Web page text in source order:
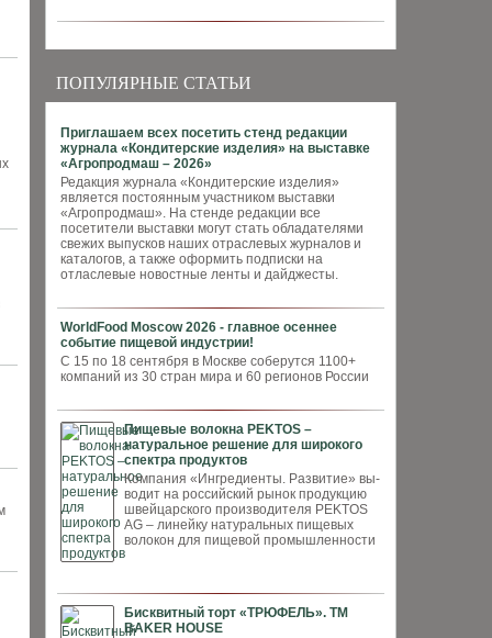
ПОПУЛЯРНЫЕ СТАТЬИ
Приглашаем всех посетить стенд редакции
журнала «Кондитерские изделия» на выставке
«Агропродмаш – 2026»
Редакция журнала «Кондитерские изделия»
является постоянным участником выставки
«Агропродмаш». На стенде редакции все
посетители выставки могут стать обладателями
свежих выпусков наших отраслевых журналов и
каталогов, а также оформить подписки на
отласлевые новостные ленты и дайджесты.
WorldFood Moscow 2026 - главное осеннее
событие пищевой индустрии!
С 15 по 18 сентября в Москве соберутся 1100+
компаний из 30 стран мира и 60 регионов России
Пищевые волокна PEKTOS –
натуральное решение для широкого
спектра продуктов
Компания «Ингредиенты. Развитие» вы­
водит на российский рынок продукцию
швей­царского производителя PEKTOS
AG – ли­нейку натуральных пищевых
волокон для пи­щевой промышленности
Бисквитный торт «ТРЮФЕЛЬ». ТМ
BAKER HOUSE